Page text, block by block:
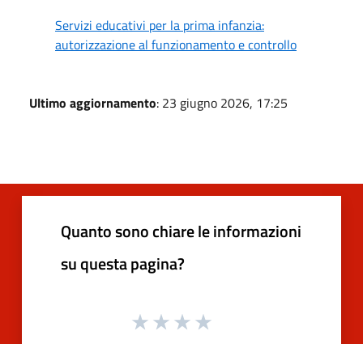
Servizi educativi per la prima infanzia:
autorizzazione al funzionamento e controllo
Ultimo aggiornamento: 23 giugno 2026, 17:25
Quanto sono chiare le informazioni
su questa pagina?